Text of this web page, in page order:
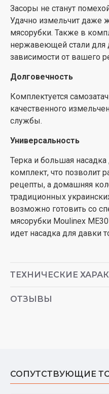
Засоры не станут
Удачно измельчит даже
мясорубки. Также в
нержавеющей стали для
зависимости от вашего
Долговечность
Комплектуется
качественного
службы.
Универсальность
Терка и большая
комплект, что позволит
рецепты, а домашняя
традиционных
возможно готовить со
мясорубки Moulinex
идет насадка для давки
ТЕХНИЧЕСКИЕ
ОТЗЫВЫ
СОПУТСТВУЮЩИЕ